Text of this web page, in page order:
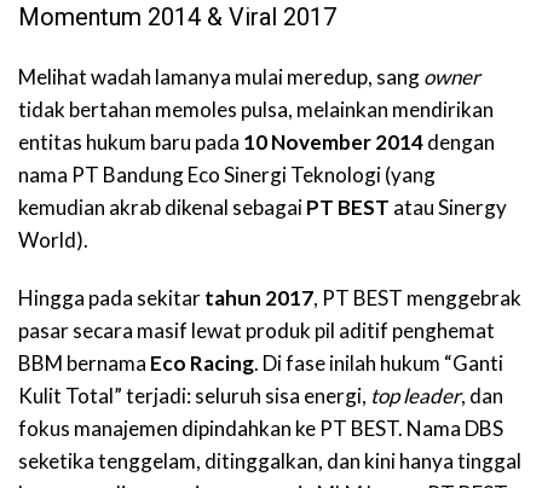
Momentum 2014 & Viral 2017
Melihat wadah lamanya mulai meredup, sangowner
tidak bertahan memoles pulsa, melainkan mendirikan
entitas hukum baru pada 10 November 2014dengan
nama PT Bandung Eco Sinergi Teknologi (yang
kemudian akrab dikenal sebagaiPT BEST atau Sinergy
World).
Hingga pada sekitartahun 2017, PT BEST menggebrak
pasar secara masif lewat produk pil aditif penghemat
BBM bernama Eco Racing. Di fase inilah hukum “Ganti
Kulit Total” terjadi: seluruh sisa energi, top leader, dan
fokus manajemen dipindahkan ke PT BEST. Nama DBS
seketika tenggelam, ditinggalkan, dan kini hanya tinggal